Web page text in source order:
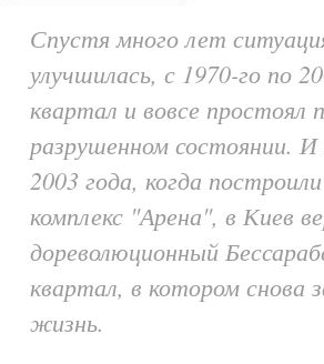
Спустя много лет
улучшилась, с 1970-го по
квартал и вовсе простоял
разрушенном состоянии. И
2003 года, когда
комплекс "Арена", в Киев
дореволюционный
квартал, в котором снова
жизнь.